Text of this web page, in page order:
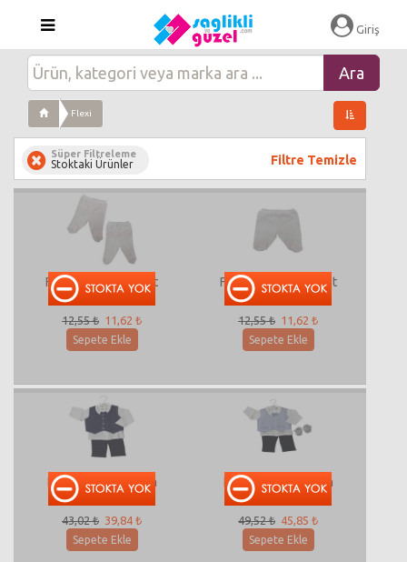
Giriş
Flexi
Süper Filtreleme
Stoktaki Ürünler Filtre Temizle
Flexi-223005 Tekalt
12,55 ₺ 11,62 ₺
Sepete Ekle
Flexi-223004 Tek Alt
12,55 ₺ 11,62 ₺
Sepete Ekle
Flexi-217103 Takım
43,02 ₺ 39,84 ₺
Sepete Ekle
Flexi-217102 Takım
49,52 ₺ 45,85 ₺
Sepete Ekle